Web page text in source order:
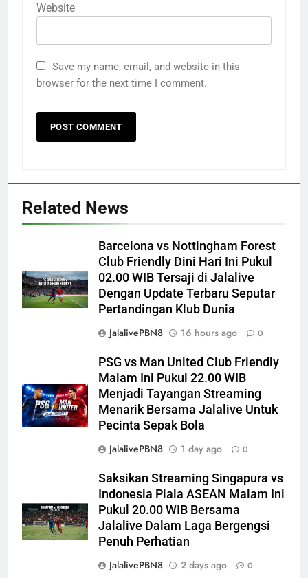
Website
Save my name, email, and website in this
browser for the next time I comment.
Related News
Barcelona vs Nottingham Forest
Club Friendly Dini Hari Ini Pukul
02.00 WIB Tersaji di Jalalive
Dengan Update Terbaru Seputar
Pertandingan Klub Dunia
JalalivePBN8
16 hours ago 0
PSG vs Man United Club Friendly
Malam Ini Pukul 22.00 WIB
Menjadi Tayangan Streaming
Menarik Bersama Jalalive Untuk
Pecinta Sepak Bola
JalalivePBN8
1 day ago 0
Saksikan Streaming Singapura vs
Indonesia Piala ASEAN Malam Ini
Pukul 20.00 WIB Bersama
Jalalive Dalam Laga Bergengsi
Penuh Perhatian
JalalivePBN8
2 days ago 0